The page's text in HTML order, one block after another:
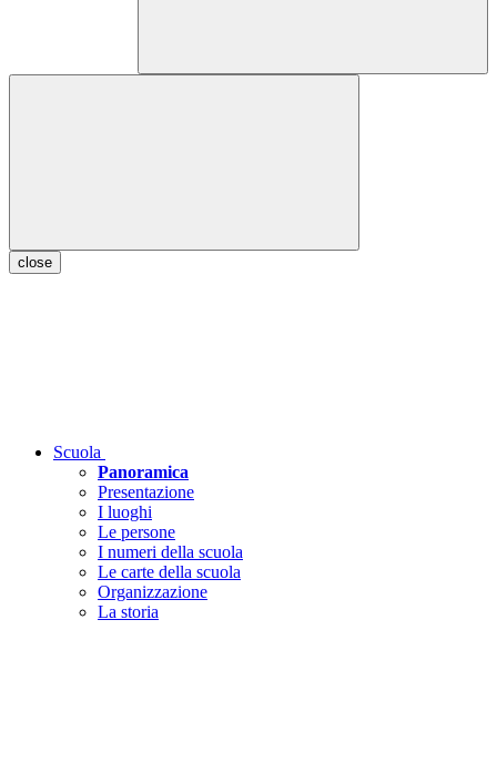
close
Scuola
Panoramica
Presentazione
I luoghi
Le persone
I numeri della scuola
Le carte della scuola
Organizzazione
La storia